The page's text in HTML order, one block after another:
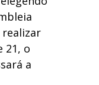
21, o
a